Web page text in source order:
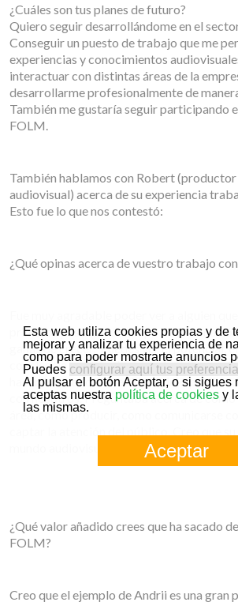
Esta web utiliza cookies propias y de
mejorar y analizar tu experiencia de
como para poder mostrarte anuncios
Puedes configurar aquí tus
Al pulsar el botón Aceptar, o si sigues
aceptas nuestra política de cookiesy
las mismas.
Aceptar
¿Cuáles son tus planes de futuro?
Quiero seguir desarrollándome en el
Conseguir un puesto de trabajo que me
experiencias y conocimientos
interactuar con distintas áreas de la
desarrollarme profesionalmente de
También me gustaría seguir participando
FOLM.
También hablamos con Robert
audiovisual) acerca de su experiencia
Esto fue lo que nos contestó:
¿Qué opinas acerca de vuestro trabajo
primeros pasos en el campo de la
ganas de crecer. Puedes ver el potencial,
conciencia que ha adquirido Andrii acerca
hacer. Intentó obtener lo máximo posible
con nosotros. Preguntaba acerca de
área, cómo producir, como comunicarse
¿Qué valor añadido crees que ha sacado
FOLM?
Creo que el ejemplo de Andrii es una gran